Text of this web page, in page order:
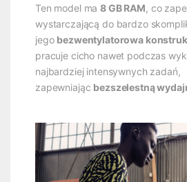
Ten model ma8 GB RAM, co
wystarczającą do bardzo
jego bezwentylatorowa
pracuje cicho nawet podczas
najbardziej intensywnych zadań,
zapewniając bezszelestną